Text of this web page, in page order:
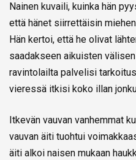
Nainen kuvaili, kuinka hän
että hänet siirrettäisin
Hän kertoi, että he olivat
saadakseen aikuisten
ravintolailta palvelisi
vieressä itkisi koko illan
Itkevän vauvan vanhemmat
vauvan äiti tuohtui
äiti alkoi naisen mukaan